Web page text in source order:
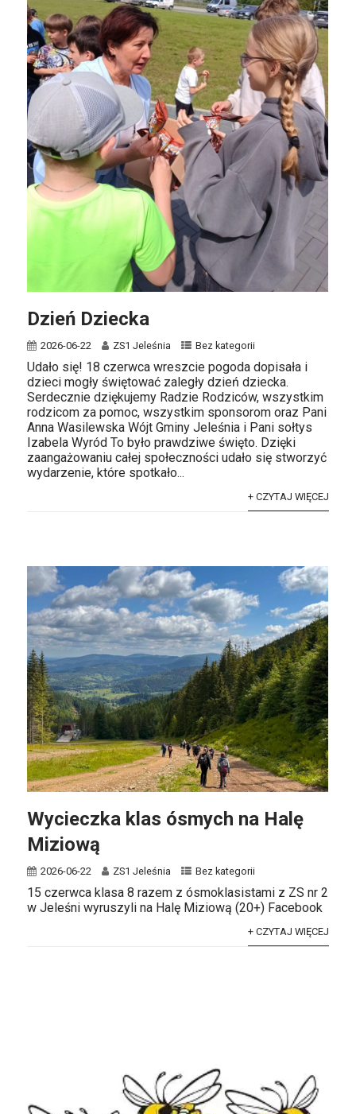
Dzień Dziecka
2026-06-22 ZS1 Jeleśnia Bez kategorii
Udało się! 18 czerwca wreszcie pogoda dopisała i
dzieci mogły świętować zaległy dzień dziecka.
Serdecznie dziękujemy Radzie Rodziców, wszystkim
rodzicom za pomoc, wszystkim sponsorom oraz Pani
Anna Wasilewska Wójt Gminy Jeleśnia i Pani sołtys
Izabela Wyród To było prawdziwe święto. Dzięki
zaangażowaniu całej społeczności udało się stworzyć
wydarzenie, które spotkało...
+ CZYTAJ WIĘCEJ
Wycieczka klas ósmych na Halę
Miziową
2026-06-22 ZS1 Jeleśnia Bez kategorii
15 czerwca klasa 8 razem z ósmoklasistami z ZS nr 2
w Jeleśni wyruszyli na Halę Miziową (20+) Facebook
+ CZYTAJ WIĘCEJ